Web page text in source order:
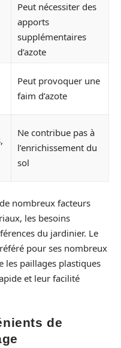
Peut nécessiter des
apports
supplémentaires
d’azote
Peut provoquer une
faim d’azote
Ne contribue pas à
l’enrichissement du
sol
nombreux facteurs
les besoins
du jardinier. Le
pour ses nombreux
les paillages plastiques
et leur facilité
de